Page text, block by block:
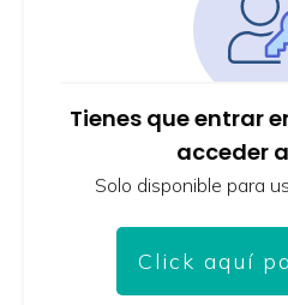
Tienes que entrar
acceder
Solo disponible para
Click aquí